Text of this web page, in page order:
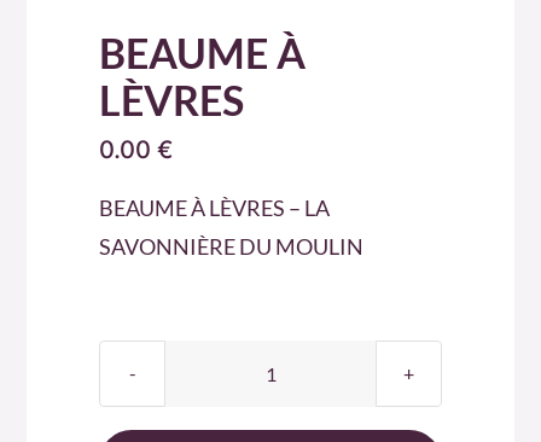
BEAUME À
LÈVRES
0.00€
BEAUME À LÈVRES – LA
SAVONNIÈRE DU MOULIN
quantité